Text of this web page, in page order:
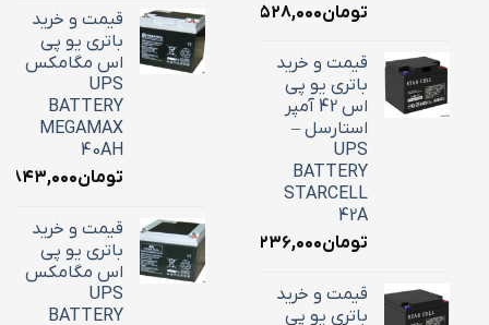
تومان۲۲,۵۲۸,۰۰۰
قیمت و خرید
باتری یو پی
اس 42 آمپر
استارسل –
UPS
BATTERY
STARCELL
42A
تومان۱۶,۲۳۶,۰۰۰
قیمت و خرید
باتری یو پی
قیمت و خرید
باتری یو پی
اس مگامکس
UPS
BATTERY
MEGAMAX
40AH
تومان
قیمت و خرید
باتری یو پی
اس مگامکس
UPS
BATTERY